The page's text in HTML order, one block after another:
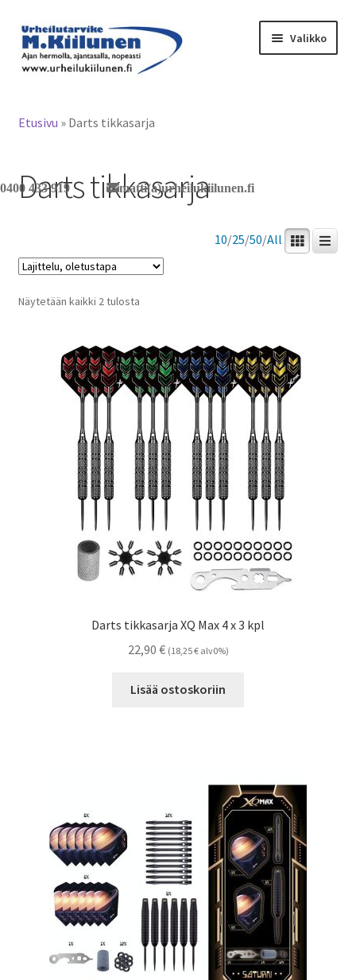
0400 433 919 matti(a)urheilukiilunen.fi
Siirry
navigointiin
Siirry
sisältöön
Valikko
Yhteystiedot
Etusivu » Darts tikkasarja
Darts tikkasarja
10/25/50/All
Näytetään kaikki 2 tulosta
Darts tikkasarja XQ Max 4 x 3 kpl
22,90 € (18,25€alv0%)
Lisää ostoskoriin